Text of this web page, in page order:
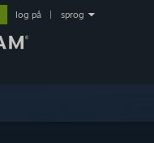
log på sprog